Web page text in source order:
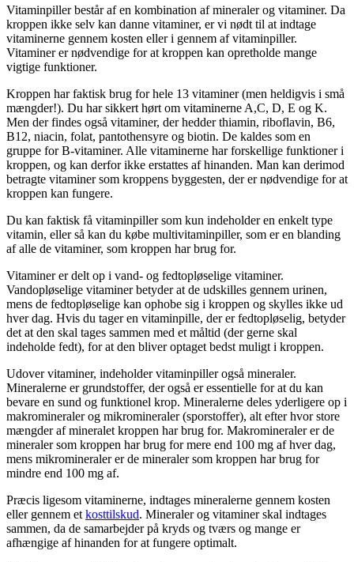
Vitaminpiller består af en kombination af mineraler og vitaminer. Da
kroppen ikke selv kan danne vitaminer, er vi nødt til at indtage
vitaminerne gennem kosten eller i gennem af vitaminpiller.
Vitaminer er nødvendige for at kroppen kan opretholde mange
vigtige funktioner.
Kroppen har faktisk brug for hele 13 vitaminer (men heldigvis i små
mængder!). Du har sikkert hørt om vitaminerne A,C, D, E og K.
Men der findes også vitaminer, der hedder thiamin, riboflavin, B6,
B12, niacin, folat, pantothensyre og biotin. De kaldes som en
gruppe for B-vitaminer. Alle vitaminerne har forskellige funktioner i
kroppen, og kan derfor ikke erstattes af hinanden. Man kan derimod
betragte vitaminer som kroppens byggesten, der er nødvendige for at
kroppen kan fungere.
Du kan faktisk få vitaminpiller som kun indeholder en enkelt type
vitamin, eller så kan du købe multivitaminpiller, som er en blanding
af alle de vitaminer, som kroppen har brug for.
Vitaminer er delt op i vand- og fedtopløselige vitaminer.
Vandopløselige vitaminer betyder at de udskilles gennem urinen,
mens de fedtopløselige kan ophobe sig i kroppen og skylles ikke ud
hver dag. Hvis du tager en vitaminpille, der er fedtopløselig, betyder
det at den skal tages sammen med et måltid (der gerne skal
indeholde fedt), for at den bliver optaget bedst muligt i kroppen.
Udover vitaminer, indeholder vitaminpiller også mineraler.
Mineralerne er grundstoffer, der også er essentielle for at du kan
bevare en sund og funktionel krop. Mineralerne deles yderligere op i
makromineraler og mikromineraler (sporstoffer), alt efter hvor store
mængder af mineralet kroppen har brug for. Makromineraler er de
mineraler som kroppen har brug for mere end 100 mg af hver dag,
mens mikromineraler er de mineraler som kroppen har brug for
mindre end 100 mg af.
Præcis ligesom vitaminerne, indtages mineralerne gennem kosten
eller gennem et kosttilskud. Mineraler og vitaminer skal indtages
sammen, da de samarbejder på kryds og tværs og mange er
afhængige af hinanden for at fungere optimalt.